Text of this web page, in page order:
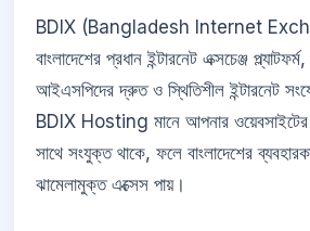
BDIX (Bangladesh Internet
বাংলাদেশের প্রধান ইন্টারনেট এক্সচেঞ্জ
আইএসপিদের দ্রুত ও স্থিতিশীল ইন্টারনেট
BDIX Hosting মানে আপনার ওয়েবসাইটের
সাথে সংযুক্ত থাকে, ফলে বাংলাদেশের
ঝামেলামুক্ত এক্সেস পায়।